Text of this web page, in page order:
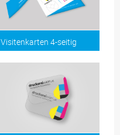
Visitenkarten 4-seitig